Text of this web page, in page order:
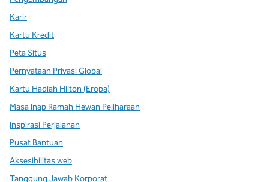
Karir
Kartu Kredit
Peta Situs
Pernyataan Privasi Global
Kartu Hadiah Hilton (Eropa)
Masa Inap Ramah Hewan Peliharaan
Inspirasi Perjalanan
Pusat Bantuan
Aksesibilitas web
Tanggung Jawab Korporat